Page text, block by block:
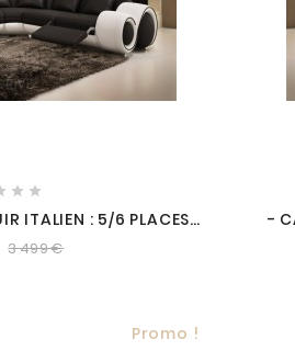
 
ITALIEN : 5/6 PLACES
BLANC, ANGLE DROIT
3 499 €
-
Promo !